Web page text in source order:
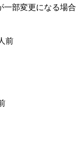
一部変更になる場合
前